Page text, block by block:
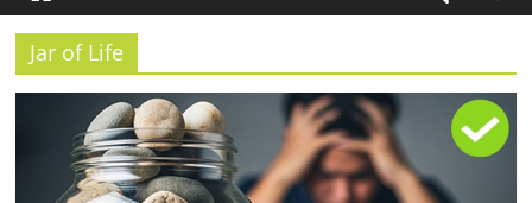
SME
แห่ง
Jar of Life